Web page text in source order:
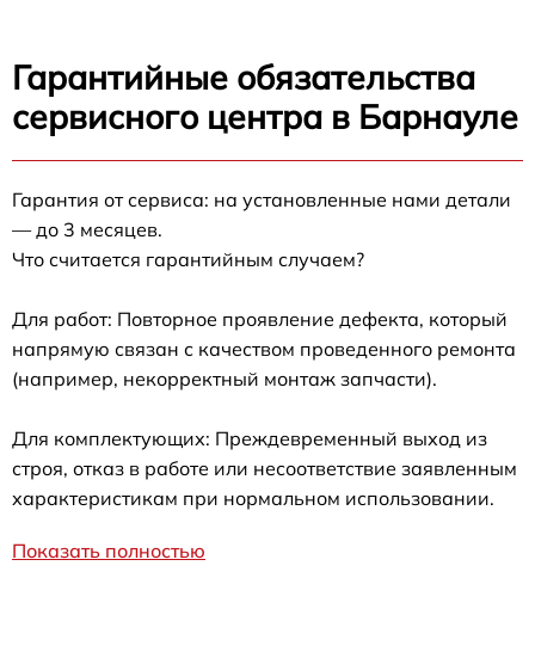
Гарантийные обязательства
сервисного центра в Барнауле
Гарантия от сервиса: на установленные нами детали
— до 3 месяцев.
Что считается гарантийным случаем?
Для работ: Повторное проявление дефекта, который
напрямую связан с качеством проведенного ремонта
(например, некорректный монтаж запчасти).
Для комплектующих: Преждевременный выход из
строя, отказ в работе или несоответствие заявленным
характеристикам при нормальном использовании.
Показать полностью